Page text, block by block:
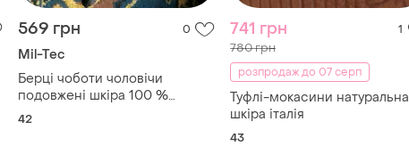
569 грн 0
Mil-Tec
Берці чоботи чоловічи
подовжені шкіра 100 %
натурал mil tec exclusive
42
741 грн 1
780 грн
розпродаж до 07 серп
Туфлі-мокасини натуральна
шкіра італія
43